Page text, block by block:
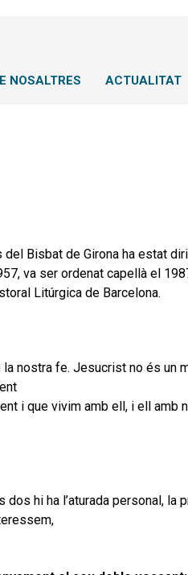
NOSALTRES ACTUALITAT
Bisbat de Girona ha estat
va ser ordenat capellà el
Litúrgica de Barcelona.
nostra fe. Jesucrist no és un
i que vivim amb ell, i ell amb
dos hi ha l’aturada personal,